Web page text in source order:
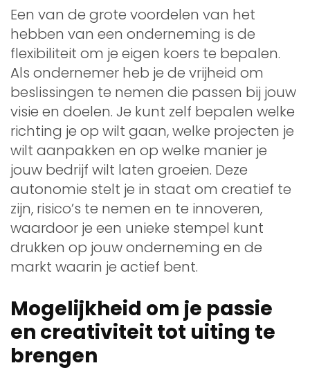
Een van de grote voordelen van het
hebben van een onderneming is de
flexibiliteit om je eigen koers te bepalen.
Als ondernemer heb je de vrijheid om
beslissingen te nemen die passen bij jouw
visie en doelen. Je kunt zelf bepalen welke
richting je op wilt gaan, welke projecten je
wilt aanpakken en op welke manier je
jouw bedrijf wilt laten groeien. Deze
autonomie stelt je in staat om creatief te
zijn, risico’s te nemen en te innoveren,
waardoor je een unieke stempel kunt
drukken op jouw onderneming en de
markt waarin je actief bent.
Mogelijkheid om je passie
en creativiteit tot uiting te
brengen